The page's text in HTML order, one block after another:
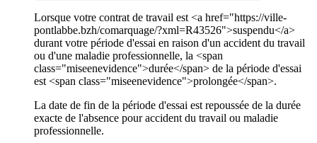
Lorsque votre contrat de travail est <a href="https://ville-
pontlabbe.bzh/comarquage/?xml=R43526">suspendu</a>
durant votre période d'essai en raison d'un accident du travail
ou d'une maladie professionnelle, la <span
class="miseenevidence">durée</span> de la période d'essai
est <span class="miseenevidence">prolongée</span>.
La date de fin de la période d'essai est repoussée de la durée
exacte de l'absence pour accident du travail ou maladie
professionnelle.